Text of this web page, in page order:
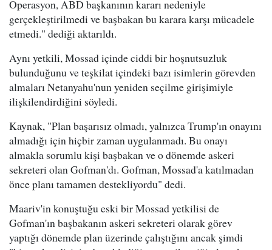
Operasyon, ABD başkanının kararı nedeniyle
gerçekleştirilmedi ve başbakan bu karara karşı mücadele
etmedi." dediği aktarıldı.
Aynı yetkili, Mossad içinde ciddi bir hoşnutsuzluk
bulunduğunu ve teşkilat içindeki bazı isimlerin görevden
almaları Netanyahu'nun yeniden seçilme girişimiyle
ilişkilendirdiğini söyledi.
Kaynak, "Plan başarısız olmadı, yalnızca Trump'ın onayını
almadığı için hiçbir zaman uygulanmadı. Bu onayı
almakla sorumlu kişi başbakan ve o dönemde askeri
sekreteri olan Gofman'dı. Gofman, Mossad'a katılmadan
önce planı tamamen destekliyordu" dedi.
Maariv'in konuştuğu eski bir Mossad yetkilisi de
Gofman'ın başbakanın askeri sekreteri olarak görev
yaptığı dönemde plan üzerinde çalıştığını ancak şimdi